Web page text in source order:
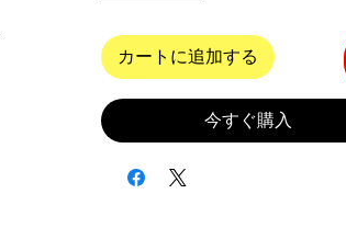
カートに追加する
今すぐ購入